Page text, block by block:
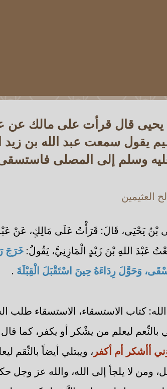
يحيى قال قرأت على مالك عن
يقول سمعت عبد الله بن
وسلم إلى المصلى
العثيمين
بْنُ يَحْيَى، قَالَ: قَرَأْتُ عَلَى مَالِكٍ، عَنْ
عَبْدَ اللهِ بْنَ زَيْدٍ الْمَازِنِيَّ، يَقُولُ: خَرَجَ
وَحَوَّلَ رِدَاءَهُ حِينَ اسْتَقْبَلَ الْقِبْلَةَ .
كتاب الاستسقاء، الاستسقاء طلب
بالنِّعم ليعلم من يشْكر أو يكفر، كما
أأشكر أم أكفر ، ويبتلي أيضاً بالنِّقم
ومن لا يلجأ إلى الله، والله عز وجل